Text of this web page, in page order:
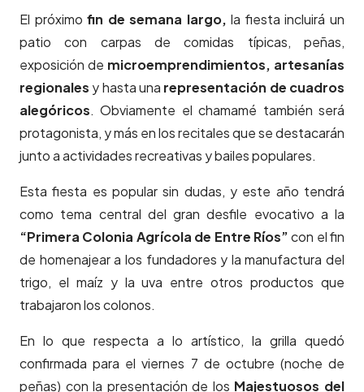
El próximofin de semana largo,la fiesta incluirá un
patio con carpas de comidas típicas, peñas,
exposición de microemprendimientos, artesanías
regionales y hasta una representación de cuadros
alegóricos. Obviamente el chamamé también será
protagonista, y más en los recitales que se destacarán
junto a actividades recreativas y bailes populares.
Esta fiesta es popular sin dudas, y este año tendrá
como tema central del gran desfile evocativo a la
“Primera Colonia Agrícola de Entre Ríos”con el fin
de homenajear a los fundadores y la manufactura del
trigo, el maíz y la uva entre otros productos que
trabajaron los colonos.
En lo que respecta a lo artístico, la grilla quedó
confirmada para el viernes 7 de octubre (noche de
peñas) con la presentación de los Majestuosos del